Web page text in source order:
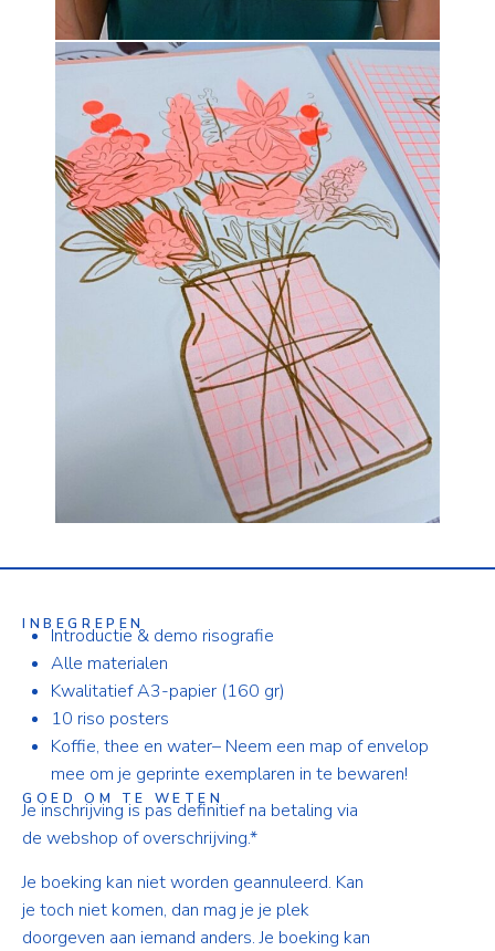
INBEGREPEN
Introductie & demo risografie
Alle materialen
Kwalitatief A3-papier (160 gr)
10 riso posters
Koffie, thee en water– Neem een map of envelop
mee om je geprinte exemplaren in te bewaren!
GOED OM TE WETEN
Je inschrijving is pas definitief na betaling via
de webshop of overschrijving.*
Je boeking kan niet worden geannuleerd. Kan
je toch niet komen, dan mag je je plek
doorgeven aan iemand anders. Je boeking kan